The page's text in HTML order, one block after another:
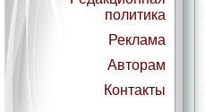
политика
Реклама
Авторам
Контакты